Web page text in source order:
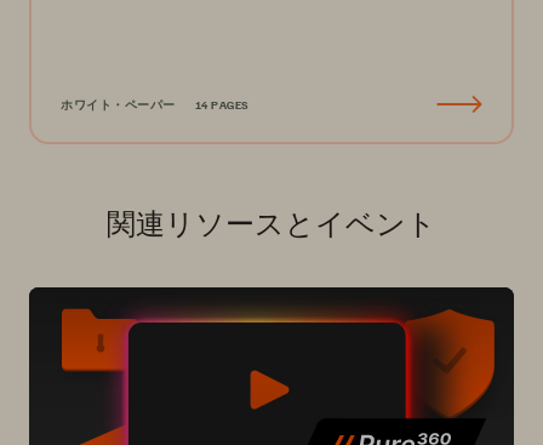
ホワイト・ペーパー 14 PAGES
関連リソースとイベント